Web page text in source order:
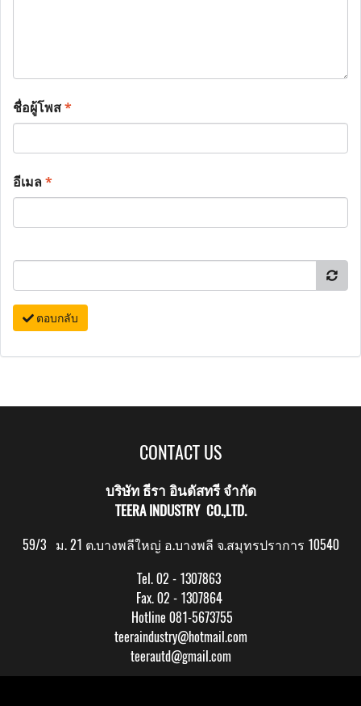
ชื่อผู้โพส*
อีเมล*
ตอบกลับ
CONTACT US
บริษัท ธีรา อินดัสทรี จำกัด
TEERA INDUSTRY CO.,LTD.
59/3 ม. 21 ต.บางพลีใหญ่ อ.บางพลี จ.สมุทรปราการ 10540
Tel. 02 - 1307863
Fax. 02 - 1307864
Hotline 081-5673755
teeraindustry@hotmail.com
teerautd@gmail.com